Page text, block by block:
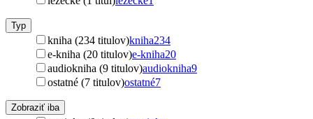
Typ
kniha (234 titulov)kniha234
e-kniha (20 titulov)e-kniha20
audiokniha (9 titulov)audiokniha9
ostatné (7 titulov)ostatné7
Zobraziť iba